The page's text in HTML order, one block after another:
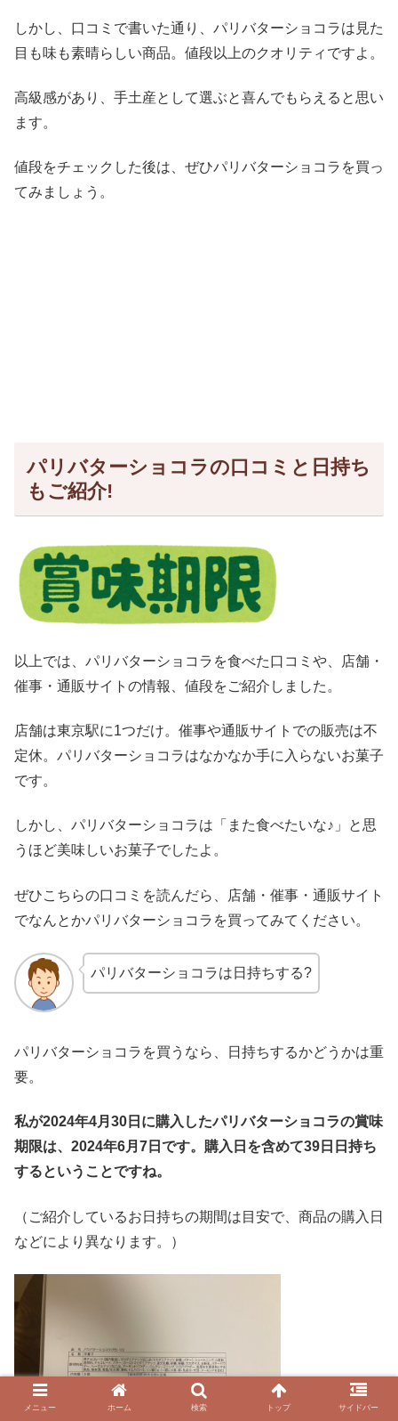
しかし、口コミで書いた通り、パリバターショコラは見た
目も味も素晴らしい商品。値段以上のクオリティですよ。
高級感があり、手土産として選ぶと喜んでもらえると思い
ます。
値段をチェックした後は、ぜひパリバターショコラを買っ
てみましょう。
パリバターショコラの口コミと日持ち
もご紹介!
以上では、パリバターショコラを食べた口コミや、店舗・
催事・通販サイトの情報、値段をご紹介しました。
店舗は東京駅に1つだけ。催事や通販サイトでの販売は不
定休。パリバターショコラはなかなか手に入らないお菓子
です。
しかし、パリバターショコラは「また食べたいな♪」と思
うほど美味しいお菓子でしたよ。
ぜひこちらの口コミを読んだら、店舗・催事・通販サイト
でなんとかパリバターショコラを買ってみてください。
パリバターショコラは日持ちする?
パリバターショコラを買うなら、日持ちするかどうかは重
要。
私が2024年4月30日に購入したパリバターショコラの賞味
期限は、2024年6月7日です。購入日を含めて39日日持ち
するということですね。
（ご紹介しているお日持ちの期間は目安で、商品の購入日
などにより異なります。）
メニュー ホーム 検索 トップ サイドバー